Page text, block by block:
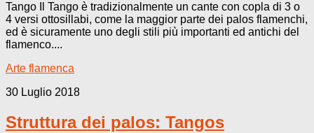
Tango Il Tango è tradizionalmente un cante con copla di 3 o
4 versi ottosillabi, come la maggior parte dei palos flamenchi,
ed è sicuramente uno degli stili più importanti ed antichi del
flamenco....
Arte flamenca
30 Luglio 2018
Struttura dei palos: Tangos